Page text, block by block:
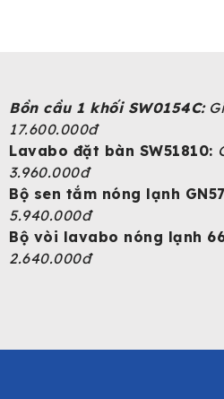
Bồn cầu 1 khối SW0154C:
17.600.000đ
Lavabo đặt bàn SW51810:
3.960.000đ
Bộ sen tắm nóng lạnh
5.940.000đ
Bộ vòi lavabo nóng lạnh
2.640.000đ